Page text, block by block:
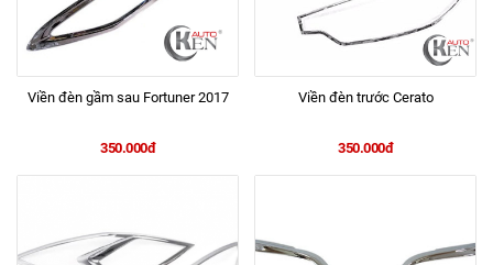
Viền đèn gầm sau Fortuner 2017
350.000đ
Viền đèn trước Cerato
350.000đ